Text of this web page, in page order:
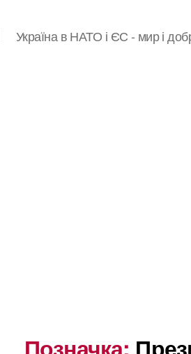
Україна в НАТО і ЄС - мир і